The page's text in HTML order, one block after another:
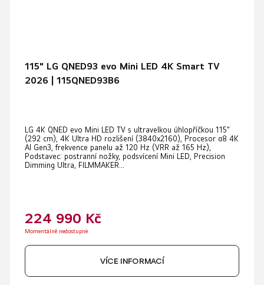
115" LG QNED93 evo Mini LED 4K Smart TV
2026 | 115QNED93B6
LG 4K QNED evo Mini LED TV s ultravelkou úhlopříčkou 115"
(292 cm), 4K Ultra HD rozlišení (3840x2160), Procesor α8 4K
AI Gen3, frekvence panelu až 120 Hz (VRR až 165 Hz),
Podstavec: postranní nožky, podsvícení Mini LED, Precision
Dimming Ultra, FILMMAKER...
224 990 Kč
Momentálně nedostupné
VÍCE INFORMACÍ